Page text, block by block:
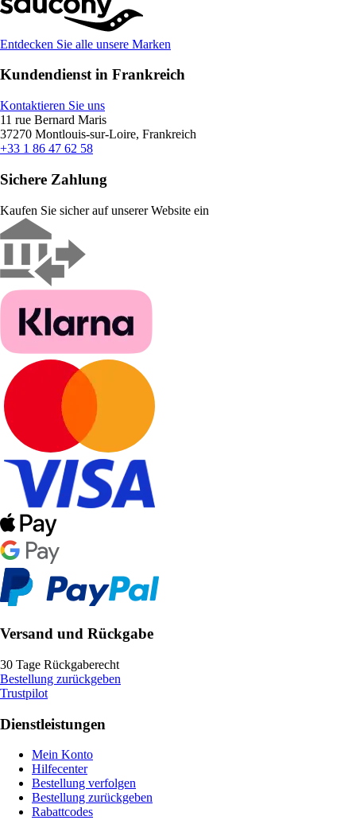
Entdecken Sie alle unsere Marken
Kundendienst in Frankreich
Kontaktieren Sie uns
11 rue Bernard Maris
37270 Montlouis-sur-Loire, Frankreich
+33 1 86 47 62 58
Sichere Zahlung
Kaufen Sie sicher auf unserer Website ein
Versand und Rückgabe
30 Tage Rückgaberecht
Bestellung zurückgeben
Trustpilot
Dienstleistungen
Mein Konto
Hilfecenter
Bestellung verfolgen
Bestellung zurückgeben
Rabattcodes